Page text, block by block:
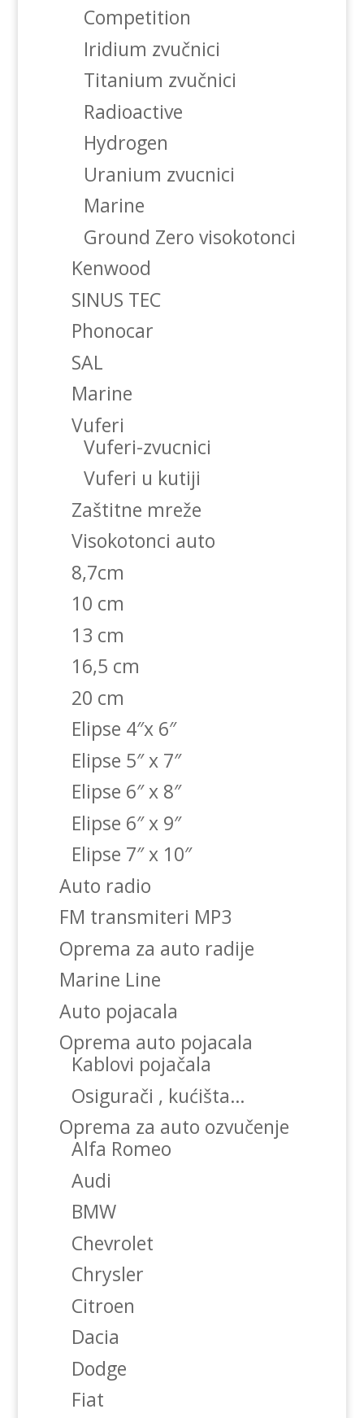
Competition
Iridium zvučnici
Titanium zvučnici
Radioactive
Hydrogen
Uranium zvucnici
Marine
Ground Zero visokotonci
Kenwood
SINUS TEC
Phonocar
SAL
Marine
Vuferi
Vuferi-zvucnici
Vuferi u kutiji
Zaštitne mreže
Visokotonci auto
8,7cm
10 cm
13 cm
16,5 cm
20 cm
Elipse 4″x 6″
Elipse 5″ x 7″
Elipse 6″ x 8″
Elipse 6″ x 9″
Elipse 7″ x 10″
Auto radio
FM transmiteri MP3
Oprema za auto radije
Marine Line
Auto pojacala
Oprema auto pojacala
Kablovi pojačala
Osigurači , kućišta…
Oprema za auto ozvučenje
Alfa Romeo
Audi
BMW
Chevrolet
Chrysler
Citroen
Dacia
Dodge
Fiat